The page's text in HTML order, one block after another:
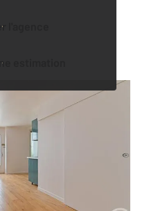
l'agence
estimation
€